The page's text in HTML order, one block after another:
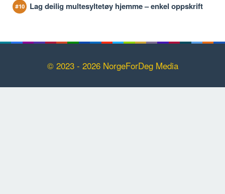
Lag deilig multesyltetøy hjemme – enkel oppskrift
© 2023 - 2026 NorgeForDeg Media